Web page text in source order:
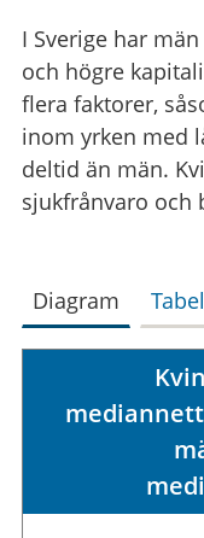
I Sverige har
och högre
flera faktorer,
inom yrken med
deltid än män.
sjukfrånvaro och
Diagram